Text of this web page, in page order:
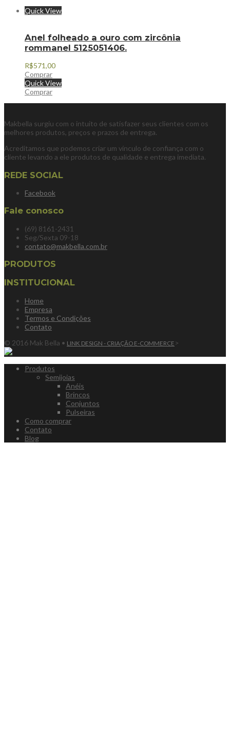
Quick View
Anel folheado a ouro com zircônia
rommanel 5125051406.
R$571,00
Comprar
Quick View
Comprar
Makbella surgiu com o intuito de satisfazer seus clientes com os
melhores produtos, preços e prazos de entrega.
Acreditamos que podemos criar um vínculo de confiança com o
cliente levando a ele produtos de qualidade e entrega imediata.
REDE SOCIAL
Facebook
Fale conosco
(69) 8161-2431
Seg/Sexta 09-18
contato@makbella.com.br
PRODUTOS
INSTITUCIONAL
Home
Empresa
Termos e Condições
Contato
© 2016 Mak Bella • LINK DESIGN - CRIAÇÃO E-COMMERCE >
Produtos
Semijoias
Anéis
Brincos
Conjuntos
Pulseiras
Como comprar
Contato
Blog